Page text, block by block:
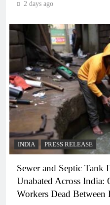
2 days ago
INDIA PRESS RELEASE
Sewer and Septic Tank
Unabated Across India:
Workers Dead